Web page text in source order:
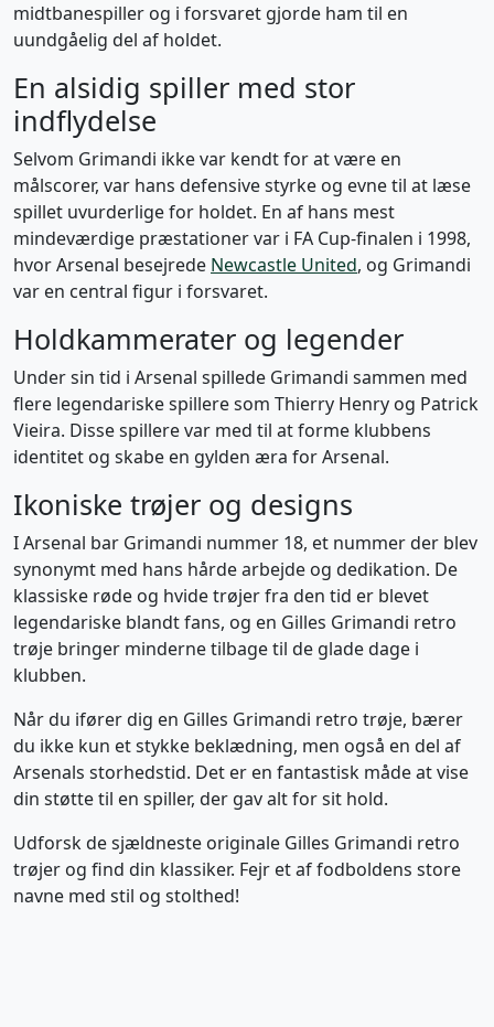
midtbanespiller og i forsvaret gjorde ham til en
uundgåelig del af holdet.
En alsidig spiller med stor
indflydelse
Selvom Grimandi ikke var kendt for at være en
målscorer, var hans defensive styrke og evne til at læse
spillet uvurderlige for holdet. En af hans mest
mindeværdige præstationer var i FA Cup-finalen i 1998,
hvor Arsenal besejrede Newcastle United, og Grimandi
var en central figur i forsvaret.
Holdkammerater og legender
Under sin tid i Arsenal spillede Grimandi sammen med
flere legendariske spillere som Thierry Henry og Patrick
Vieira. Disse spillere var med til at forme klubbens
identitet og skabe en gylden æra for Arsenal.
Ikoniske trøjer og designs
I Arsenal bar Grimandi nummer 18, et nummer der blev
synonymt med hans hårde arbejde og dedikation. De
klassiske røde og hvide trøjer fra den tid er blevet
legendariske blandt fans, og en Gilles Grimandi retro
trøje bringer minderne tilbage til de glade dage i
klubben.
Når du ifører dig en Gilles Grimandi retro trøje, bærer
du ikke kun et stykke beklædning, men også en del af
Arsenals storhedstid. Det er en fantastisk måde at vise
din støtte til en spiller, der gav alt for sit hold.
Udforsk de sjældneste originale Gilles Grimandi retro
trøjer og find din klassiker. Fejr et af fodboldens store
navne med stil og stolthed!